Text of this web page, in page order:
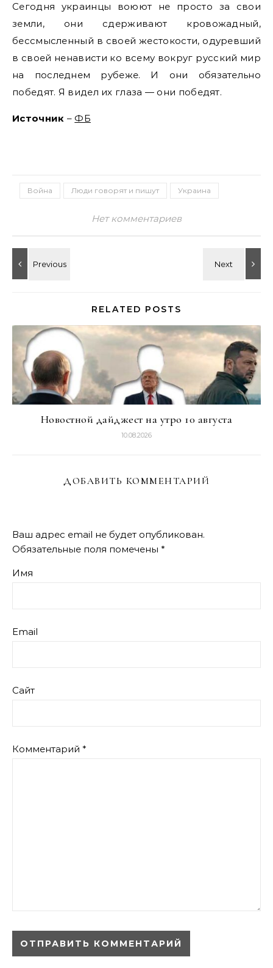
Сегодня украинцы воюют не просто за свои
земли, они сдерживают кровожадный,
бессмысленный в своей жестокости, одуревший
в своей ненависти ко всему вокруг русский мир
на последнем рубеже. И они обязательно
победят. Я видел их глаза — они победят.
Источник – ФБ
Война Люди говорят и пишут Украина
Нет комментариев
RELATED POSTS
Новостной дайджест на утро 10 августа
10.08.2026
ДОБАВИТЬ КОММЕНТАРИЙ
Ваш адрес email не будет опубликован.
Обязательные поля помечены *
Имя
Email
Сайт
Комментарий *